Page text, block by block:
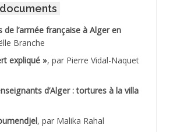
de l’armée française à Alger en
Branche
expliqué », par Pierre Vidal-Naquet
d’Alger : tortures à la villa
, par Malika Rahal